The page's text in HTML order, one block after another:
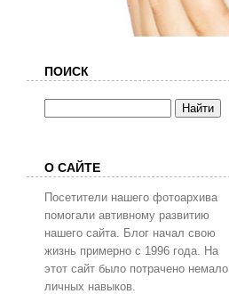
ПОИСК
О САЙТЕ
Посетители нашего фотоархива
помогали автивному развитию
нашего сайта. Блог начал свою
жизнь примерно с 1996 года. На
этот сайт было потрачено немало
личных навыков.